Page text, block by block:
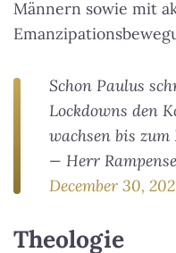
Männern sowie mit
Schon Paulus
Lockdowns den
wachsen bis
— Herr
December 30,
Theologie